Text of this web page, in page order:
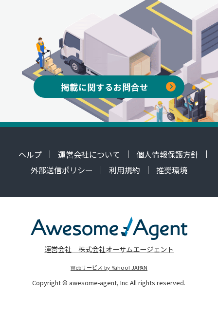
掲載に関するお問合せ
ヘルプ 運営会社について
個人情報保護方針
外部送信ポリシー
利用規約 推奨環境
運営会社 株式会社オーサムエージェント
Webサービス by Yahoo! JAPAN
Copyright © awesome-agent, Inc All rights reserved.